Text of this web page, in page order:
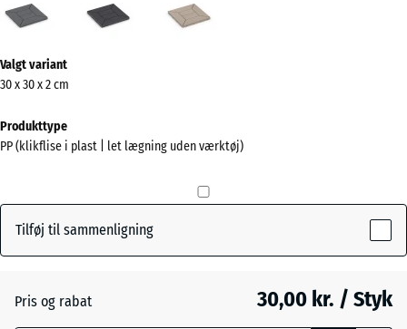
(active)
information
om
farverne?
Vis
Sølvgrå(active)
Valgt variant
30 x 30 x 2 cm
Produkttype
PP (klikflise i plast | let lægning uden værktøj)
Tilføj til sammenligning
Pris og rabat 30,00 kr. / Styk